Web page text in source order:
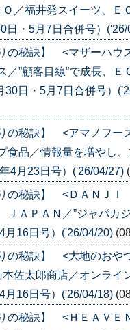
／福井発スイーツ、Ｅ
日・5月7日合併号）
の秘訣】 <マザーハウ
”顧客目線”で成長、Ｅ
30日・5月7日合併号）
りの秘訣】 <アマノフー
食品／情報量を増やし
4月23日号）('26/04/27)
りの秘訣】 <ＤＡＮＪ
ＡＰＡＮ／”ジャパカジ
月16日号）('26/04/20)
の秘訣】 <大地のおや
佐太郎商店／オンライ
月16日号）('26/04/18)
りの秘訣】 <ＨＥＡＶＥ